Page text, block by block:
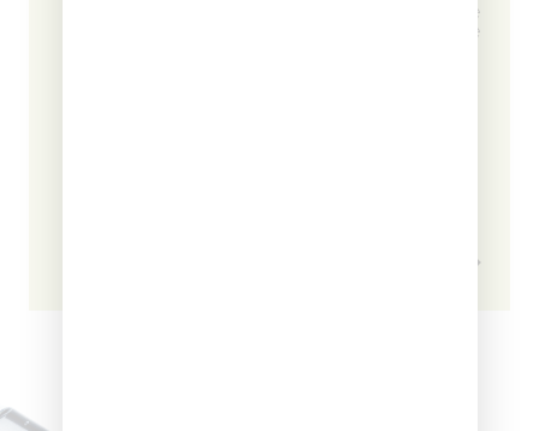
Farmacie
e Parafarmacie